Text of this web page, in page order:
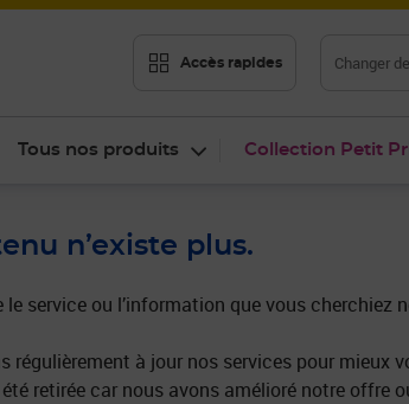
Accès rapides Changer
Tous nos produits Collection Petit
n’existe plus.
le service ou l’information que vous cherchiez
régulièrement à jour nos services pour mieux
retirée car nous avons amélioré notre offre